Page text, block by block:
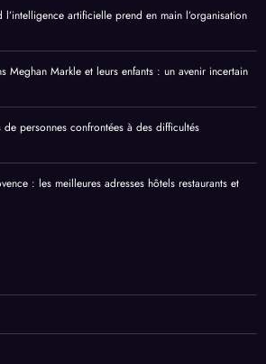
artificielle prend en main l’organisation
Meghan Markle et leurs enfants : un avenir incertain
personnes confrontées à des difficultés
: les meilleures adresses hôtels restaurants et